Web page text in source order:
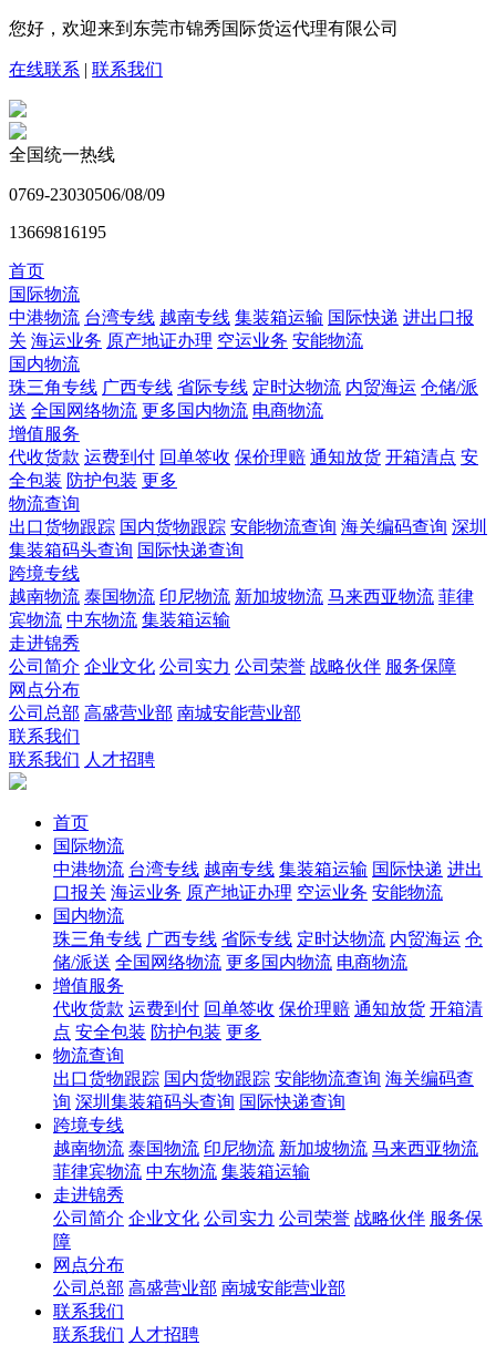
您好，欢迎来到东莞市锦秀国际货运代理有限公司
在线联系 | 联系我们
全国统一热线
0769-23030506/08/09
13669816195
首页
国际物流
中港物流 台湾专线 越南专线 集装箱运输 国际快递 进出口报
关 海运业务 原产地证办理 空运业务 安能物流
国内物流
珠三角专线 广西专线 省际专线 定时达物流 内贸海运 仓储/派
送 全国网络物流 更多国内物流 电商物流
增值服务
代收货款 运费到付 回单签收 保价理赔 通知放货 开箱清点 安
全包装 防护包装 更多
物流查询
出口货物跟踪 国内货物跟踪 安能物流查询 海关编码查询 深圳
集装箱码头查询 国际快递查询
跨境专线
越南物流 泰国物流 印尼物流 新加坡物流 马来西亚物流 菲律
宾物流 中东物流 集装箱运输
走进锦秀
公司简介 企业文化 公司实力 公司荣誉 战略伙伴 服务保障
网点分布
公司总部 高盛营业部 南城安能营业部
联系我们
联系我们 人才招聘
首页
国际物流
中港物流 台湾专线 越南专线 集装箱运输 国际快递 进出
口报关 海运业务 原产地证办理 空运业务 安能物流
国内物流
珠三角专线 广西专线 省际专线 定时达物流 内贸海运 仓
储/派送 全国网络物流 更多国内物流 电商物流
增值服务
代收货款 运费到付 回单签收 保价理赔 通知放货 开箱清
点 安全包装 防护包装 更多
物流查询
出口货物跟踪 国内货物跟踪 安能物流查询 海关编码查
询 深圳集装箱码头查询 国际快递查询
跨境专线
越南物流 泰国物流 印尼物流 新加坡物流 马来西亚物流
菲律宾物流 中东物流 集装箱运输
走进锦秀
公司简介 企业文化 公司实力 公司荣誉 战略伙伴 服务保
障
网点分布
公司总部 高盛营业部 南城安能营业部
联系我们
联系我们 人才招聘